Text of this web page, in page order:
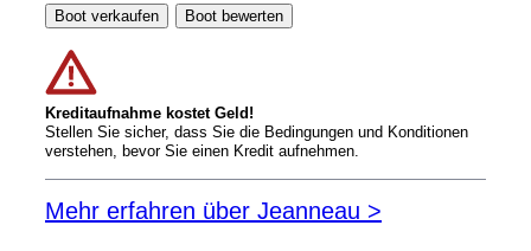
Boot verkaufen Boot bewerten
Kreditaufnahme kostet Geld!
Stellen Sie sicher, dass Sie die Bedingungen und Konditionen
verstehen, bevor Sie einen Kredit aufnehmen.
Mehr erfahren über Jeanneau >